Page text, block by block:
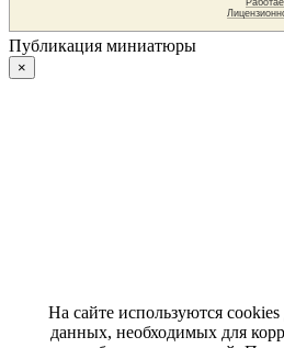
Публикация миниатюры
×
На сайте используются
данных, необходимых для